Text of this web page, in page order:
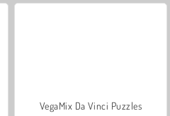
VegaMix Da Vinci Puzzles